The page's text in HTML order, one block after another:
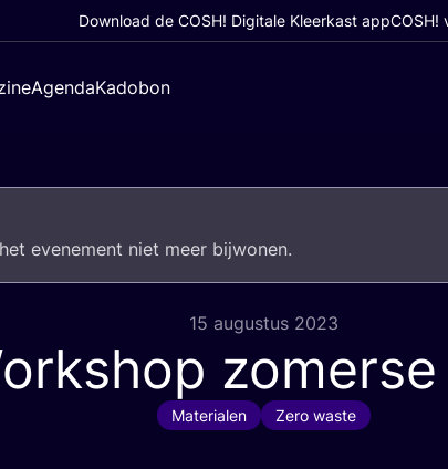
Download de COSH! Digitale Kleerkast appCOSH!
AgendaKadobon
eve­ne­ment niet meer bijwonen.
15 augustus 2023
Materialen Zero waste